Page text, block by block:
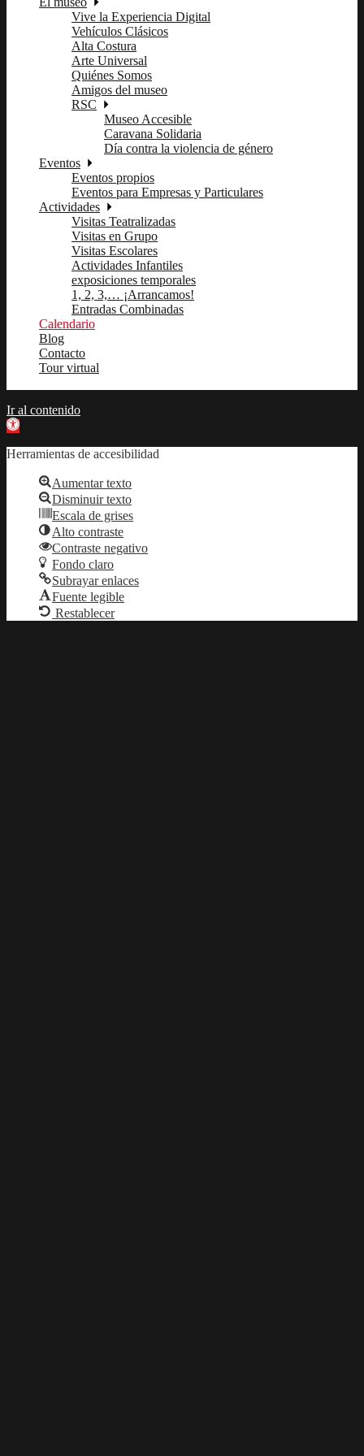
Vive la Experiencia Digital
Vehículos Clásicos
Alta Costura
Arte Universal
Quiénes Somos
Amigos del museo
RSC
Museo Accesible
Caravana Solidaria
Día contra la violencia de género
Eventos
Eventos propios
Eventos para Empresas y Particulares
Actividades
Visitas Teatralizadas
Visitas en Grupo
Visitas Escolares
Actividades Infantiles
exposiciones temporales
1, 2, 3,… ¡Arrancamos!
Entradas Combinadas
Calendario
Blog
Contacto
Tour virtual
Ir al contenido
Abrir barra de herramientas
Herramientas de accesibilidad
Aumentar texto
Disminuir texto
Escala de grises
Alto contraste
Contraste negativo
Fondo claro
Subrayar enlaces
Fuente legible
Restablecer